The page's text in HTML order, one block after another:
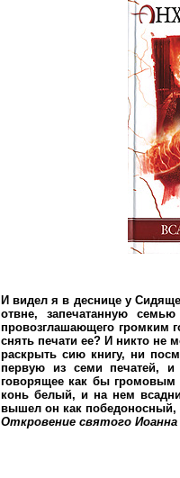
И видел я в деснице у
отвне, запечатанную
провозглашающего громким
снять печати ее? И никто не
раскрыть сию книгу, ни
первую из семи печатей,
говорящее как бы громовым
конь белый, и на нем
вышел он как победоносный,
Откровение святого Иоанна